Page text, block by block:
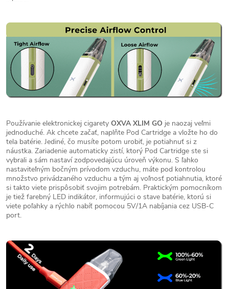
Používanie elektronickej cigarety OXVA XLIM GO je naozaj veľmi
jednoduché. Ak chcete začať, naplňte Pod Cartridge a vložte ho do
tela batérie. Jediné, čo musíte potom urobiť, je potiahnuť si z
náustka. Zariadenie automaticky zistí, ktorý Pod Cartridge ste si
vybrali a sám nastaví zodpovedajúcu úroveň výkonu. S ľahko
nastaviteľným bočným prívodom vzduchu, máte pod kontrolou
množstvo privádzaného vzduchu a tým aj voľnosť potiahnutia, ktoré
si takto viete prispôsobiť svojim potrebám. Praktickým pomocníkom
je tiež farebný LED indikátor, informujúci o stave batérie, ktorú si
viete poľahky a rýchlo nabíť pomocou 5V/1A nabíjania cez USB-C
port.